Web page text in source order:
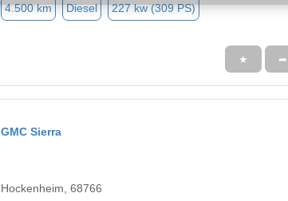
4.500 km Diesel 227 kw (309 PS)
★ ➦
GMC Sierra
Hockenheim, 68766